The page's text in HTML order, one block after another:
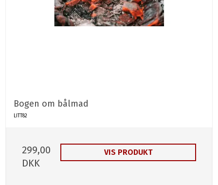
Bogen om bålmad
LITT82
299,00
DKK
VIS PRODUKT